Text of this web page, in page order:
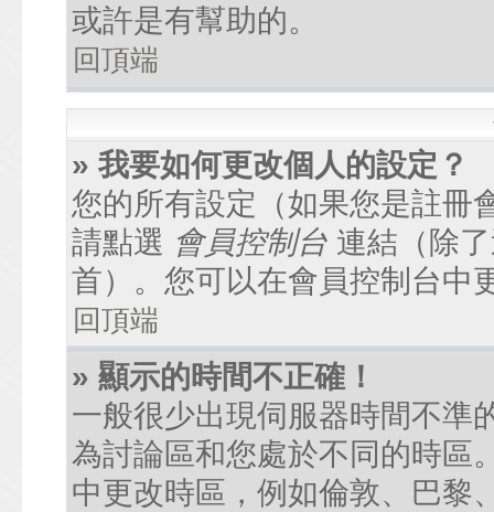
或許是有幫助的。
回頂端
» 我要如何更改個人的設定？
您的所有設定（如果您是註冊
請點選 會員控制台 連結（除
首）。您可以在會員控制台中
回頂端
» 顯示的時間不正確！
一般很少出現伺服器時間不準
為討論區和您處於不同的時區
中更改時區，例如倫敦、巴黎